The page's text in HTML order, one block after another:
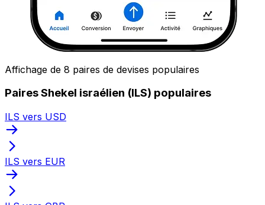
Affichage de 8 paires de devises populaires
Paires Shekel israélien (ILS) populaires
ILS vers USD
ILS vers EUR